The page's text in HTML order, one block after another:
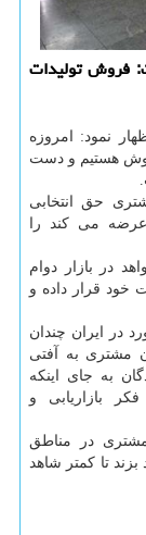
فروش تولیدات
نمود: امروزه
هستیم و دست
حق انتخابی
عرضه می كند را
در بازار دوام
خود قرار داده و
در ایران چندان
مشتری به آفتی
به جای اینكه
بازاریابی و
مشتری در مناطق
تا كمتر شاهد